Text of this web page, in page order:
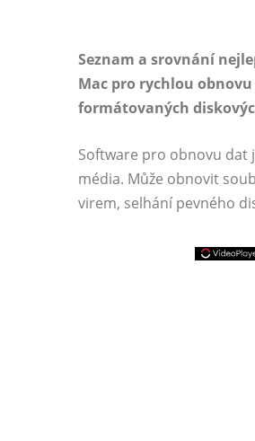
Seznam a srovnání
Mac pro rychlou
formátovaných
Software pro obnovu dat
média. Může obnovit
virem, selhání pevného